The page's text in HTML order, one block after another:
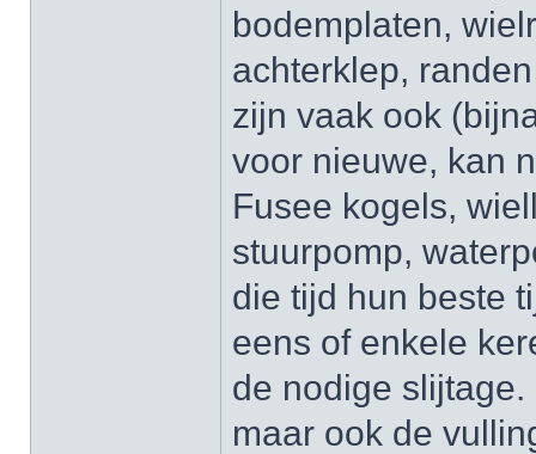
bodemplaten,
achterklep,
zijn vaak ook
voor nieuwe, kan
Fusee kogels,
stuurpomp,
die tijd hun beste
eens of enkele
de nodige
maar ook de